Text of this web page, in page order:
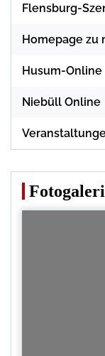
Flensburg-
Homepage zu
Husum-Online
Niebüll Online